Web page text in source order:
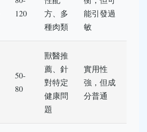
120
方、多
種肉類
能引發過
敏
50-
80
獸醫推
薦、針
對特定
健康問
題
實用性
強，但成
分普通